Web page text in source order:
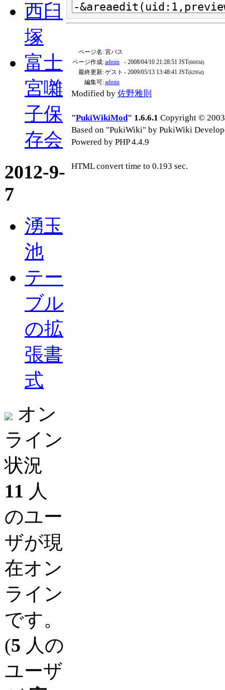
西臼
塚
富士
宮囃
子保
存会
2012-9-
7
湧玉
池
テー
ブル
の拡
張書
式
オン
ライン
状況
11 人
のユー
ザが現
在オン
ライン
です。
(5 人の
ユーザ
ページ名:宮バス
ページ作成:admin - 2008/04/10 21:28:51 JST(6693d)
最終更新:ゲスト - 2009/05/13 13:48:41 JST(6295d)
編集可:admin
Modified by 佐野雅則
"PukiWikiMod" 1.6.6.1 Copyright ©
Based on "PukiWiki" by PukiWiki
Powered by PHP 4.4.9
HTML convert time to 0.193 sec.